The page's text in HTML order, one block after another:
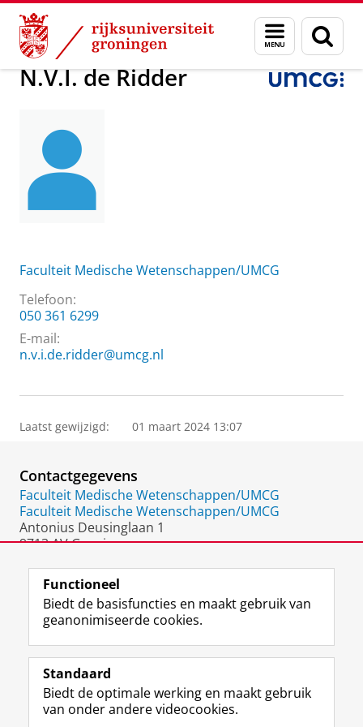
Skip
Content
Skip
Navigation
Menu
en
zoeken
Over ons N.V.I. de Ridder
N.V.I. de Ridder
Faculteit Medische Wetenschappen/UMCG
Telefoon:
050 361 6299
E-mail:
n.v.i.de.ridder@umcg.nl
Laatst gewijzigd: 01 maart 2024 13:07
Contactgegevens
Faculteit Medische Wetenschappen/UMCG
Faculteit Medische Wetenschappen/UMCG
Antonius Deusinglaan 1
9713 AV Groningen
Volg de RUG
F
a
e
b
L
i
k
e
R
S
-
f
I
n
t
Y
o
T
Studiekiezers
Functioneel
Biedt de basisfuncties en maakt gebruik van
geanonimiseerde cookies.
Standaard
Biedt de optimale werking en maakt gebruik
van onder andere videocookies.